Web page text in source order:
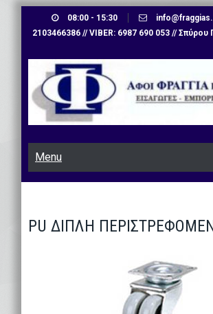
08:00 - 15:30
2103466386 // VIBER: 6987 690 053 //
Menu
PU ΔΙΠΛΗ